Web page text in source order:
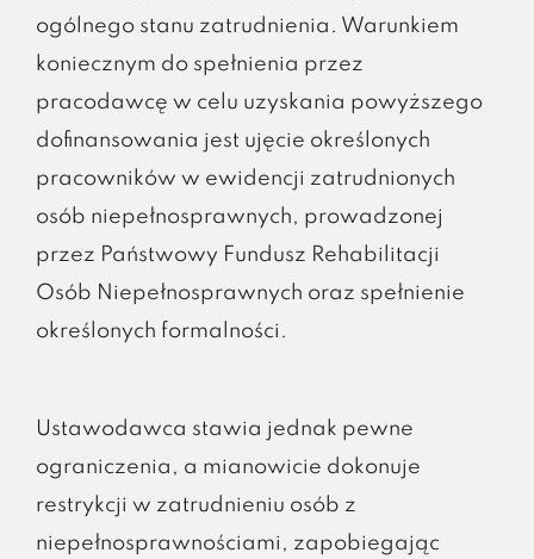
ogólnego stanu zatrudnienia. Warunkiem
koniecznym do spełnienia przez
pracodawcę w celu uzyskania powyższego
dofinansowania jest ujęcie określonych
pracowników w ewidencji zatrudnionych
osób niepełnosprawnych, prowadzonej
przez Państwowy Fundusz Rehabilitacji
Osób Niepełnosprawnych oraz spełnienie
określonych formalności.
Ustawodawca stawia jednak pewne
ograniczenia, a mianowicie dokonuje
restrykcji w zatrudnieniu osób z
niepełnosprawnościami, zapobiegając